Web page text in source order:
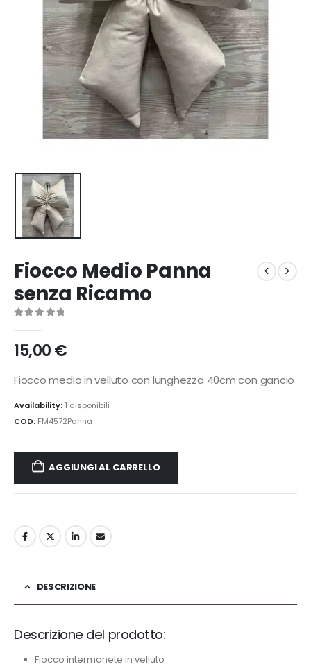
Fiocco Medio Panna
senza Ricamo
15,00€
Fiocco medio in velluto con lunghezza 40cm con gancio
Availability: 1 disponibili
COD: FM4572Panna
AGGIUNGI AL CARRELLO
DESCRIZIONE
Descrizione del prodotto:
Fiocco intermanete in velluto